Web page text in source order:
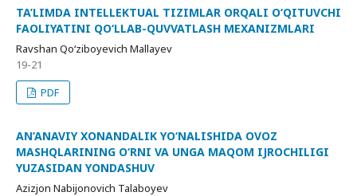
TA’LIMDA INTELLEKTUAL TIZIMLAR ORQALI O‘QITUVCHI
FAOLIYATINI QO‘LLAB-QUVVATLASH MEXANIZMLARI
Ravshan Qo‘ziboyevich Mallayev
19-21
PDF
AN’ANAVIY XONANDALIK YO‘NALISHIDA OVOZ
MASHQLARINING O‘RNI VA UNGA MAQOM IJROCHILIGI
YUZASIDAN YONDASHUV
Azizjon Nabijonovich Talaboyev